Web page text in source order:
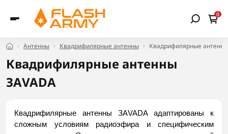
0
Антенны Квадрифилярные антенны Квадрифилярные
Квадрифилярные антенны
ЗАVADA
Квадрифилярные антенны ЗАVADA адаптированы к
сложным условиям радиоэфира и специфическим